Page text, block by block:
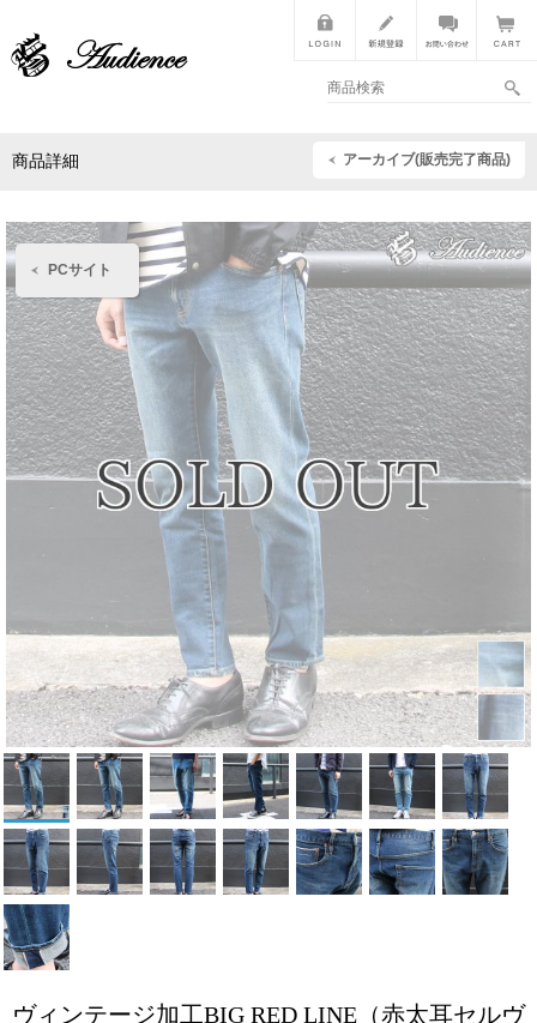
PCサイト
商品詳細 アーカイブ(販売完了商品)
ヴィンテージ加工BIG RED LINE（赤太耳セルヴ